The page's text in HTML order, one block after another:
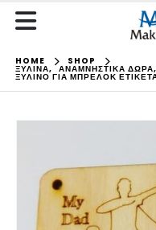
HOME SHOP
ΞΥΛΙΝΑ, ΑΝΑΜΝΗΣΤΙΚΑ ΔΩΡΑ,
ΞΎΛΙΝΟ ΓΙΑ ΜΠΡΕΛΌΚ